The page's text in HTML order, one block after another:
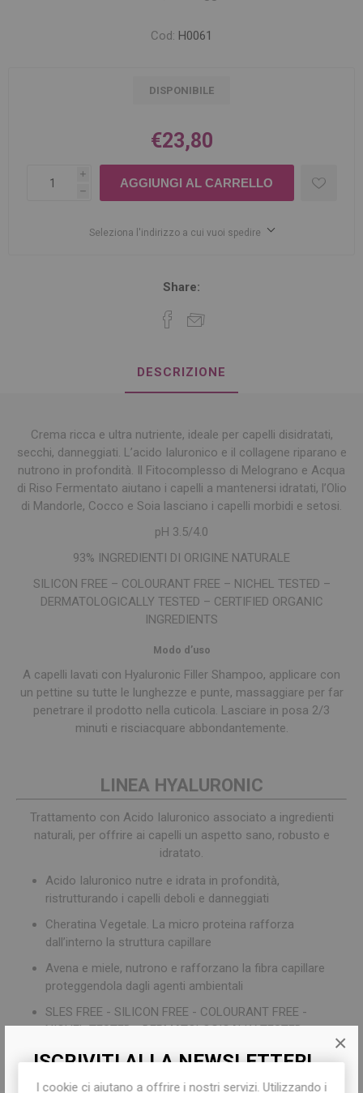
ISCRIVITI ALLA NEWSLETTER!
×
Cod: H0061
DISPONIBILE
€23,80
i
h
Seleziona l'indirizzo a cui vuoi spedire
Share:
DESCRIZIONE
Crema ricca e ultra nutriente, ideale per capelli disidratati,
secchi, danneggiati. L’acido Ialuronico e il collagene riparano e
nutrono in profondità. Il Fitocomplesso di Melograno e Acqua
di Riso Fermentato aiutano i capelli a mantenersi idratati, l’Olio
di Mandorle, Cocco e Soia lasciano i capelli morbidi e setosi.
pH 3.5/4.0
93% INGREDIENTI DI ORIGINE NATURALE
SILICON FREE – COLOURANT FREE – NICHEL TESTED –
DERMATOLOGICALLY TESTED – CERTIFIED ORGANIC
INGREDIENTS
Modo d’uso
A capelli lavati con Hyaluronic Filler Shampoo, applicare con
un pettine su tutte le lunghezze e punte, massaggiare per far
penetrare il prodotto nella cuticola. Lasciare in posa 2/3
minuti e risciacquare abbondantemente.
LINEA HYALURONIC
Trattamento con Acido Ialuronico associato a ingredienti
naturali, per offrire ai capelli un aspetto sano, robusto e
idratato.
Acido Ialuronico nutre e idrata in profondità,
ristrutturando i capelli deboli e danneggiati
Cheratina Vegetale. La micro proteina rafforza
dall’interno la struttura capillare
Avena e miele, nutrono e rafforzano la fibra capillare
proteggendola dagli agenti ambientali
SLES FREE - SILICON FREE - COLOURANT FREE -
NICHEL TESTED - DERMATOLOGICALLY TESTED -
I cookie ci aiutano a offrire i nostri servizi. Utilizzando i